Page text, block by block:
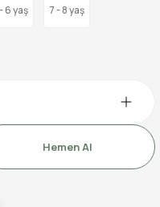
6 yaş 7 - 8 yaş
Hemen Al